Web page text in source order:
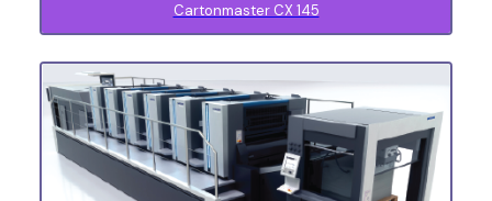
Cartonmaster CX 145